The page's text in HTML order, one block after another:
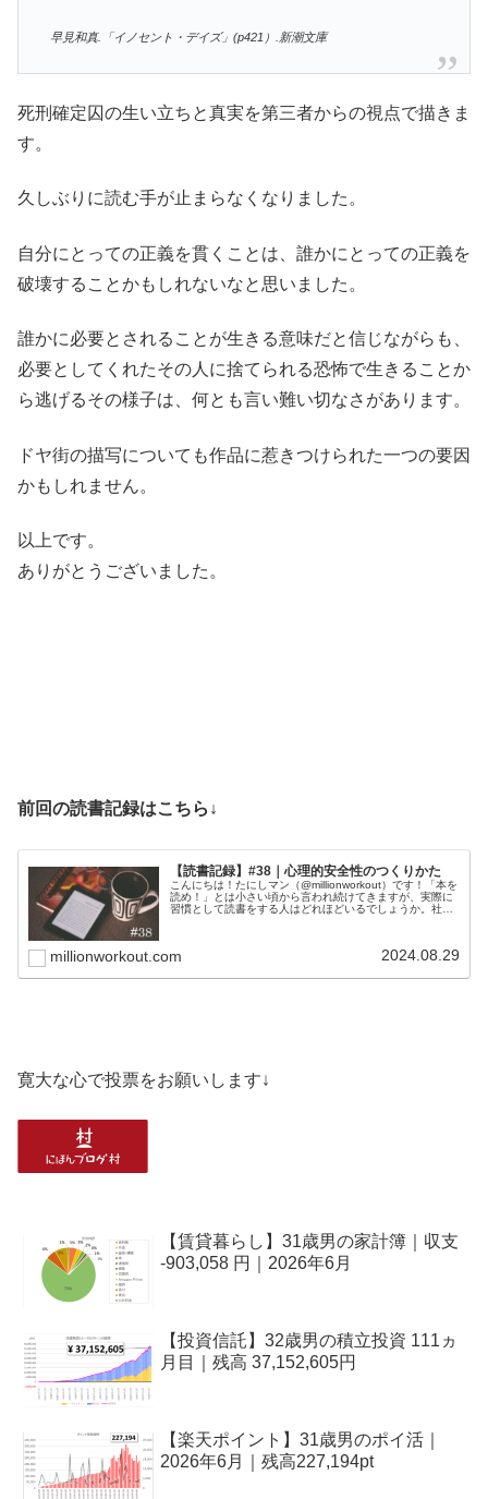
早見和真.「イノセント・デイズ」(p421）.新潮文庫
死刑確定囚の生い立ちと真実を第三者からの視点で描きま
す。
久しぶりに読む手が止まらなくなりました。
自分にとっての正義を貫くことは、誰かにとっての正義を
破壊することかもしれないなと思いました。
誰かに必要とされることが生きる意味だと信じながらも、
必要としてくれたその人に捨てられる恐怖で生きることか
ら逃げるその様子は、何とも言い難い切なさがあります。
ドヤ街の描写についても作品に惹きつけられた一つの要因
かもしれません。
以上です。
ありがとうございました。
前回の読書記録はこちら↓
【読書記録】#38｜心理的安全性のつくりかた
こんにちは！たにしマン（@millionworkout）です！「本を
読め！」とは小さい頃から言われ続けてきますが、実際に
習慣として読書をする人はどれほどいるでしょうか。社会
millionworkout.com 2024.08.29
寛大な心で投票をお願いします↓
【賃貸暮らし】31歳男の家計簿｜収支
-903,058 円｜2026年6月
【投資信託】32歳男の積立投資 111ヵ
月目｜残高 37,152,605円
【楽天ポイント】31歳男のポイ活｜
2026年6月｜残高227,194pt